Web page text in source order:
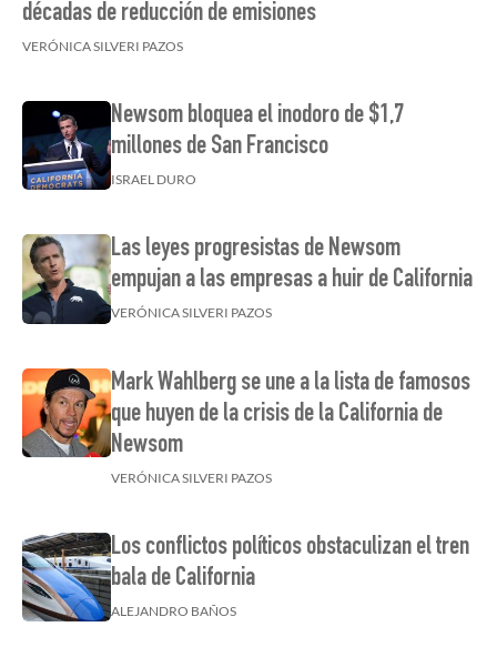
décadas de reducción de emisiones
VERÓNICA SILVERI PAZOS
Newsom bloquea el inodoro de $1,7
millones de San Francisco
ISRAEL DURO
Las leyes progresistas de Newsom
empujan a las empresas a huir de California
VERÓNICA SILVERI PAZOS
Mark Wahlberg se une a la lista de famosos
que huyen de la crisis de la California de
Newsom
VERÓNICA SILVERI PAZOS
Los conflictos políticos obstaculizan el tren
bala de California
ALEJANDRO BAÑOS